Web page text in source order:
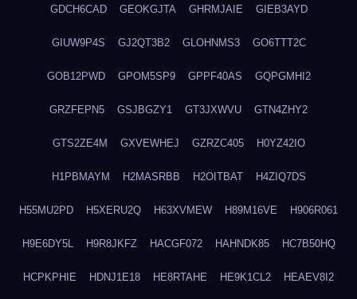
GDCH6CAD GEOKGJTA GHRMJAIE GIEB3AYD
GIUW9P4S GJ2QT3B2 GLOHNMS3 GO6TTT2C
GOB12PWD GPOM5SP9 GPPF40AS GQPGMHI2
GRZFEPN5 GSJBGZY1 GT3JXWVU GTN4ZHY2
GTS2ZE4M GXVEWHEJ GZRZC405 H0YZ42IO
H1PBMAYM H2MASRBB H2OITBAT H4ZIQ7DS
H55MU2PD H5XERU2Q H63XVMEW H89M16VE H906R061
H9E6DY5L H9R8JKFZ HACGF072 HAHNDK85 HC7B50HQ
HCPKPHIE HDNJ1E18 HE8RTAHE HE9K1CL2 HEAEV8I2